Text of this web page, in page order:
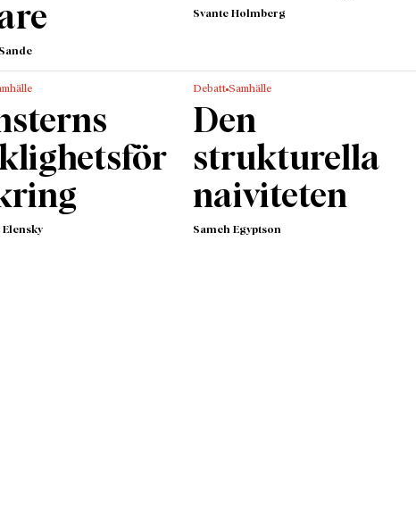
Svante Holmberg
Debatt Samhälle
Den
strukturella
naiviteten
Sameh Egyptson